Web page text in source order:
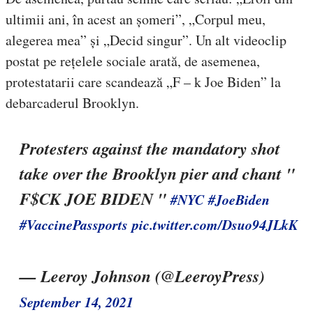
ultimii ani, în acest an șomeri”, „Corpul meu,
alegerea mea” și „Decid singur”. Un alt videoclip
postat pe rețelele sociale arată, de asemenea,
protestatarii care scandează „F – k Joe Biden” la
debarcaderul Brooklyn.
Protesters against the mandatory shot
take over the Brooklyn pier and chant "
F$CK JOE BIDEN "#NYC #JoeBiden
#VaccinePassports pic.twitter.com/Dsuo94JLkK
— Leeroy Johnson (@LeeroyPress)
September 14, 2021